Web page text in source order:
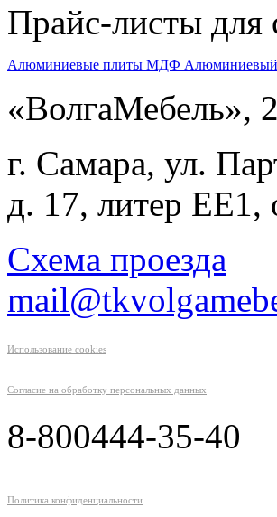
Прайс-листы для
Алюминиевые плиты МДФ
«ВолгаМебель»,
г. Самара, ул.
д. 17, литер ЕЕ1,
Схема проезда
Использование cookies
Согласие на обработку персональных данных
8-800444-35-40
Политика конфиденциальности